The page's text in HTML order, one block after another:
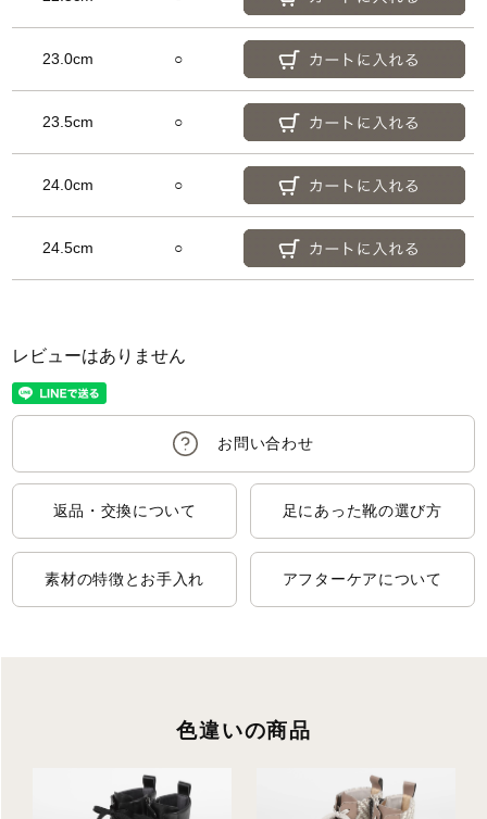
23.0cm ○
23.5cm ○
24.0cm ○
24.5cm ○
レビューはありません
返品・交換について 足にあった靴の選び方
素材の特徴とお手入れ アフターケアについて
色違いの商品